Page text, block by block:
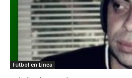
Fútbol en Línea